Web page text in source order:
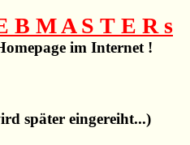
M A S T E R s
im Internet !
später eingereiht...)